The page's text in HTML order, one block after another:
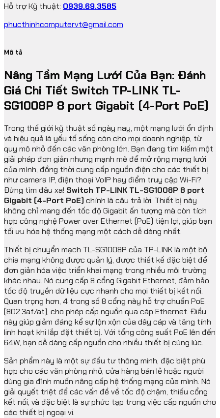
Hỗ trợ Kỹ thuật: 0939.69.3585
phucthinhcomputervt@gmail.com
Mô tả
Nâng Tầm Mạng Lưới Của Bạn: Đánh
Giá Chi Tiết Switch TP-LINK TL-
SG1008P 8 port Gigabit (4-Port PoE)
Trong thế giới kỹ thuật số ngày nay, một mạng lưới ổn định
và hiệu quả là yếu tố sống còn cho mọi doanh nghiệp, từ
quy mô nhỏ đến các văn phòng lớn. Bạn đang tìm kiếm một
giải pháp đơn giản nhưng mạnh mẽ để mở rộng mạng lưới
của mình, đồng thời cung cấp nguồn điện cho các thiết bị
như camera IP, điện thoại VoIP hay điểm truy cập Wi-Fi?
Đừng tìm đâu xa! Switch TP-LINK TL-SG1008P 8 port
Gigabit (4-Port PoE)chính là câu trả lời. Thiết bị này
không chỉ mang đến tốc độ Gigabit ấn tượng mà còn tích
hợp công nghệ Power over Ethernet (PoE) tiện lợi, giúp bạn
tối ưu hóa hệ thống mạng một cách dễ dàng nhất.
Thiết bị chuyển mạch TL-SG1008P của TP-LINK là một bộ
chia mạng không được quản lý, được thiết kế đặc biệt để
đơn giản hóa việc triển khai mạng trong nhiều môi trường
khác nhau. Nó cung cấp 8 cổng Gigabit Ethernet, đảm bảo
tốc độ truyền dữ liệu cực nhanh cho mọi thiết bị kết nối.
Quan trọng hơn, 4 trong số 8 cổng này hỗ trợ chuẩn PoE
(802.3af/at), cho phép cấp nguồn qua cáp Ethernet. Điều
này giúp giảm đáng kể sự lộn xộn của dây cáp và tăng tính
linh hoạt khi lắp đặt thiết bị. Với tổng công suất PoE lên đến
64W, bạn dễ dàng cấp nguồn cho nhiều thiết bị cùng lúc.
Sản phẩm này là một sự đầu tư thông minh, đặc biệt phù
hợp cho các văn phòng nhỏ, cửa hàng bán lẻ hoặc người
dùng gia đình muốn nâng cấp hệ thống mạng của mình. Nó
giải quyết triệt để các vấn đề về tốc độ chậm, thiếu cổng
kết nối, và đặc biệt là sự phức tạp trong việc cấp nguồn cho
các thiết bị ngoại vi.